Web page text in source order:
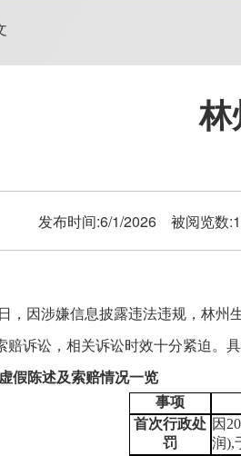
林
发布时间:6/1/2026 被阅览数
，因涉嫌信息披露违法违规，林
赔诉讼，相关诉讼时效十分紧迫。
假陈述及索赔情况一览
事项
首次行政处
罚
因 20
润),